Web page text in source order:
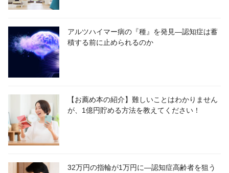
アルツハイマー病の『種』を発見―認知症は蓄
積する前に止められるのか
【お薦め本の紹介】難しいことはわかりません
が、1億円貯める方法を教えてください！
32万円の指輪が1万円に―認知症高齢者を狙う